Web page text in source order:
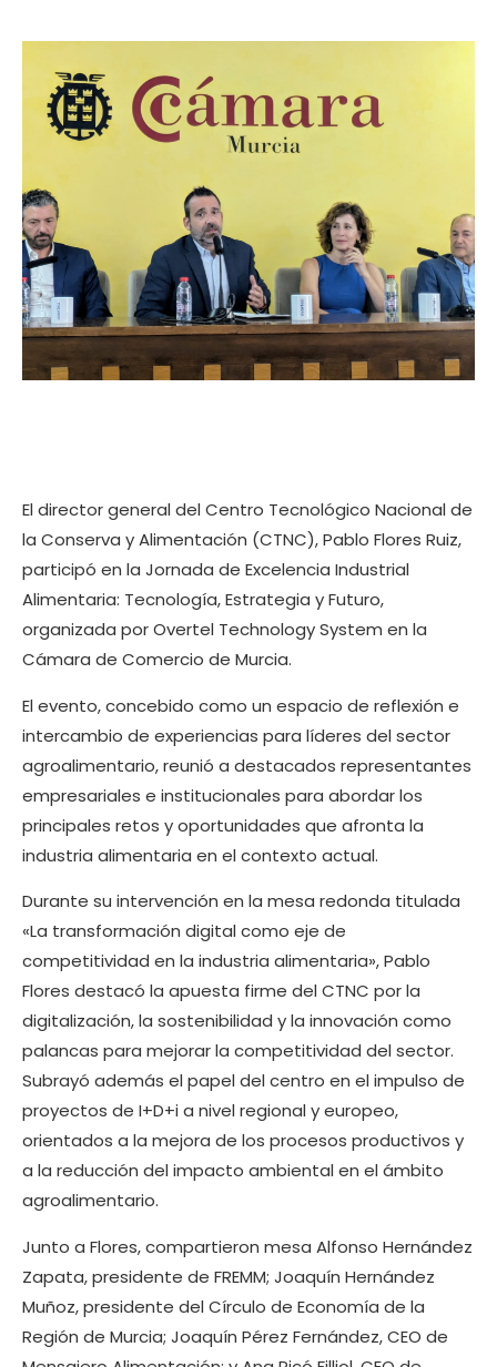
El director general del Centro Tecnológico Nacional de
la Conserva y Alimentación (CTNC), Pablo Flores Ruiz,
participó en la Jornada de Excelencia Industrial
Alimentaria: Tecnología, Estrategia y Futuro,
organizada por Overtel Technology System en la
Cámara de Comercio de Murcia.
El evento, concebido como un espacio de reflexión e
intercambio de experiencias para líderes del sector
agroalimentario, reunió a destacados representantes
empresariales e institucionales para abordar los
principales retos y oportunidades que afronta la
industria alimentaria en el contexto actual.
Durante su intervención en la mesa redonda titulada
«La transformación digital como eje de
competitividad en la industria alimentaria», Pablo
Flores destacó la apuesta firme del CTNC por la
digitalización, la sostenibilidad y la innovación como
palancas para mejorar la competitividad del sector.
Subrayó además el papel del centro en el impulso de
proyectos de I+D+i a nivel regional y europeo,
orientados a la mejora de los procesos productivos y
a la reducción del impacto ambiental en el ámbito
agroalimentario.
Junto a Flores, compartieron mesa Alfonso Hernández
Zapata, presidente de FREMM; Joaquín Hernández
Muñoz, presidente del Círculo de Economía de la
Región de Murcia; Joaquín Pérez Fernández, CEO de